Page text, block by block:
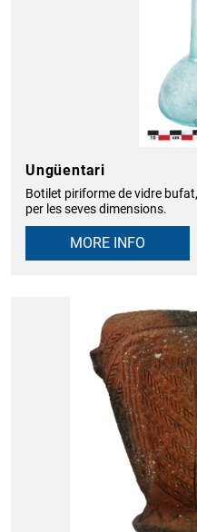
Ungüentari
Botilet piriforme de vidre
per les seves dimensions.
MORE INFO